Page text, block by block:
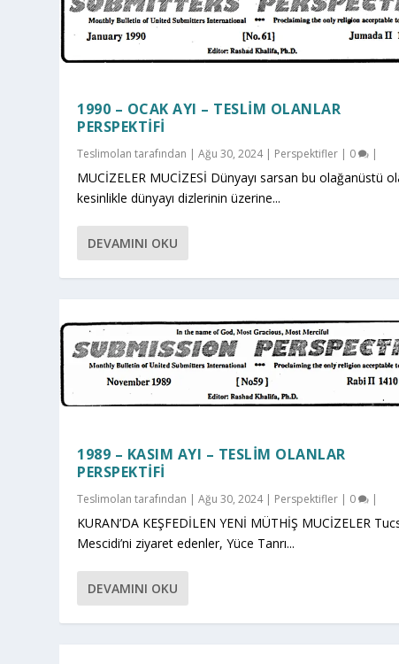
1990 – OCAK AYI – TESLIM OLANLAR
PERSPEKTIFI
Teslimolan tarafından |Ağu 30, 2024| Perspektifler | 0 |
MUCİZELER MUCİZESİ Dünyayı sarsan bu olağanüstü
kesinlikle dünyayı dizlerinin üzerine...
DEVAMINI OKU
1989 – KASIM AYI – TESLIM OLANLAR
PERSPEKTIFI
Teslimolan tarafından |Ağu 30, 2024| Perspektifler | 0 |
KURAN’DA KEŞFEDİLEN YENİ MÜTHİŞ MUCİZELER
Mescidi’ni ziyaret edenler, Yüce Tanrı...
DEVAMINI OKU